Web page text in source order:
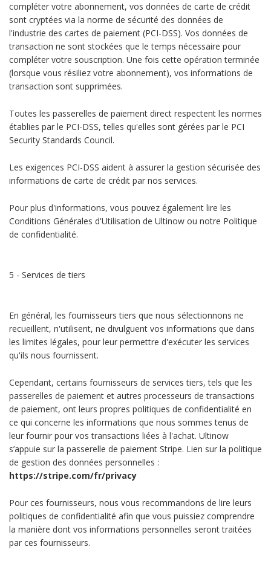
compléter votre abonnement, vos données de carte de crédit
sont cryptées via la norme de sécurité des données de
l'industrie des cartes de paiement (PCI-DSS). Vos données de
transaction ne sont stockées que le temps nécessaire pour
compléter votre souscription. Une fois cette opération terminée
(lorsque vous résiliez votre abonnement), vos informations de
transaction sont supprimées.
Toutes les passerelles de paiement direct respectent les normes
établies par le PCI-DSS, telles qu'elles sont gérées par le PCI
Security Standards Council.
Les exigences PCI-DSS aident à assurer la gestion sécurisée des
informations de carte de crédit par nos services.
Pour plus d'informations, vous pouvez également lire les
Conditions Générales d'Utilisation de Ultinow ou notre Politique
de confidentialité.
5 - Services de tiers
En général, les fournisseurs tiers que nous sélectionnons ne
recueillent, n'utilisent, ne divulguent vos informations que dans
les limites légales, pour leur permettre d'exécuter les services
qu'ils nous fournissent.
Cependant, certains fournisseurs de services tiers, tels que les
passerelles de paiement et autres processeurs de transactions
de paiement, ont leurs propres politiques de confidentialité en
ce qui concerne les informations que nous sommes tenus de
leur fournir pour vos transactions liées à l'achat. Ultinow
s’appuie sur la passerelle de paiement Stripe. Lien sur la politique
de gestion des données personnelles :
https://stripe.com/fr/privacy
Pour ces fournisseurs, nous vous recommandons de lire leurs
politiques de confidentialité afin que vous puissiez comprendre
la manière dont vos informations personnelles seront traitées
par ces fournisseurs.